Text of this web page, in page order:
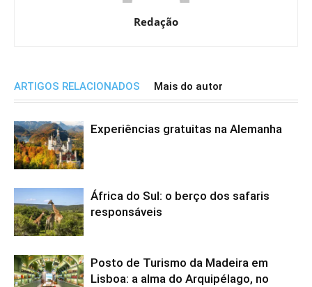
Redação
ARTIGOS RELACIONADOS Mais do autor
Experiências gratuitas na Alemanha
África do Sul: o berço dos safaris
responsáveis
Posto de Turismo da Madeira em
Lisboa: a alma do Arquipélago, no